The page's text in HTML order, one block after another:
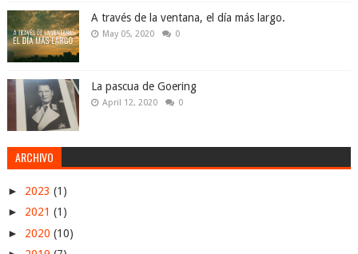
A través de la ventana, el día más largo.
May 05, 2020 0
La pascua de Goering
April 12, 2020 0
ARCHIVO
► 2023 (1)
► 2021 (1)
► 2020 (10)